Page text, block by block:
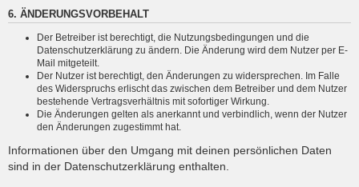
6. ÄNDERUNGSVORBEHALT
Der Betreiber ist berechtigt, die Nutzungsbedingungen und die
Datenschutzerklärung zu ändern. Die Änderung wird dem Nutzer per E-
Mail mitgeteilt.
Der Nutzer ist berechtigt, den Änderungen zu widersprechen. Im Falle
des Widerspruchs erlischt das zwischen dem Betreiber und dem Nutzer
bestehende Vertragsverhältnis mit sofortiger Wirkung.
Die Änderungen gelten als anerkannt und verbindlich, wenn der Nutzer
den Änderungen zugestimmt hat.
Informationen über den Umgang mit deinen persönlichen Daten
sind in der Datenschutzerklärung enthalten.